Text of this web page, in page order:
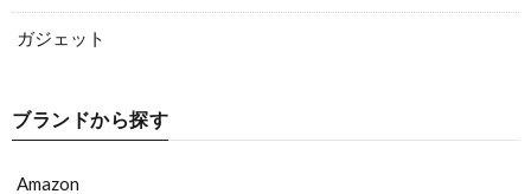
ガジェット
ブランドから探す
Amazon